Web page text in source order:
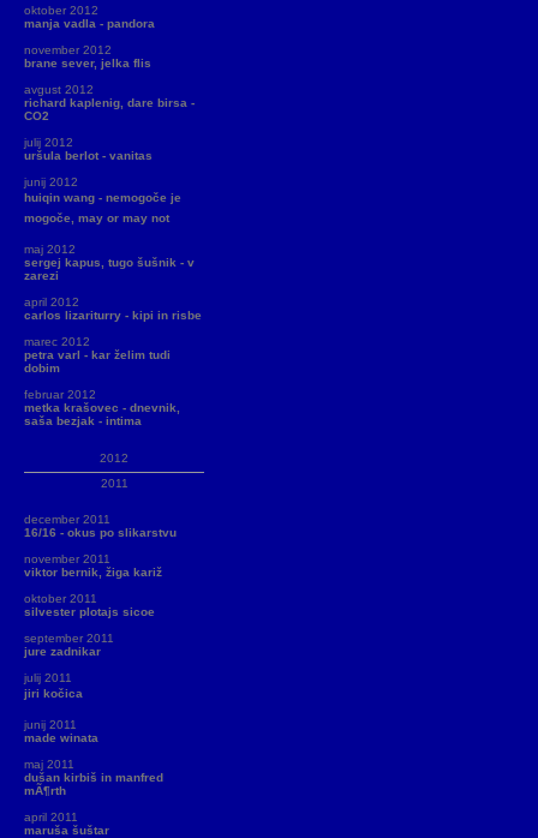
oktober 2012
manja vadla - pandora
november 2012
brane sever, jelka flis
avgust 2012
richard kaplenig, dare birsa -
CO2
julij 2012
uršula berlot - vanitas
junij 2012
huiqin wang - nemogoče je
mogoče, may or may not
maj 2012
sergej kapus, tugo šušnik - v
zarezi
april 2012
carlos lizariturry - kipi in risbe
marec 2012
petra varl - kar želim tudi
dobim
februar 2012
metka krašovec - dnevnik,
saša bezjak - intima
2012
2011
december 2011
16/16 - okus po slikarstvu
november 2011
viktor bernik, žiga kariž
oktober 2011
silvester plotajs sicoe
september 2011
jure zadnikar
julij 2011
jiri kočica
junij 2011
made winata
maj 2011
dušan kirbiš in manfred
mÃ¶rth
april 2011
maruša šuštar